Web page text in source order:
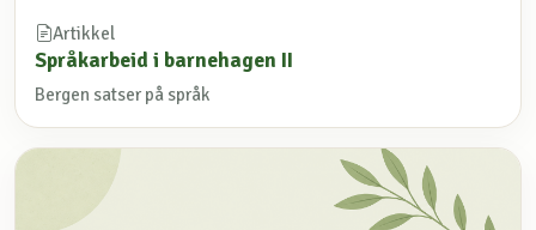
Artikkel
Språkarbeid i barnehagen II
Bergen satser på språk